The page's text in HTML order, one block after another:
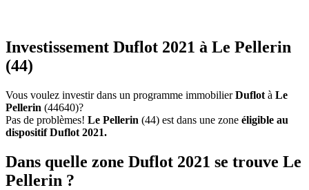
Investissement Duflot 2021 à Le Pellerin
(44)
Vous voulez investir dans un programme immobilierDuflot à Le
Pellerin (44640)?
Pas de problèmes! Le Pellerin (44) est dans une zone éligible au
dispositif Duflot 2021.
Dans quelle zone Duflot 2021 se trouve Le
Pellerin ?